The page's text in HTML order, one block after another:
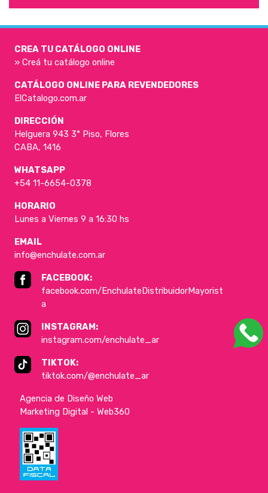
CREA TU CATÁLOGO ONLINE
» Creá tu catálogo online
CATÁLOGO ONLINE PARA REVENDEDORES
ElCatalogo.com.ar
DIRECCIÓN
Helguera 943 3° Piso, Flores
CABA, 1416
WHATSAPP
+54 11-6654-0378
HORARIO
Lunes a Viernes 9 a 16:30 hs
EMAIL
info@enchulate.com.ar
FACEBOOK:
facebook.com/EnchulateDistribuidorMayorist
a
INSTAGRAM:
instagram.com/enchulate_ar
TIKTOK:
tiktok.com/@enchulate_ar
Agencia de Diseño Web
Marketing Digital - Web360